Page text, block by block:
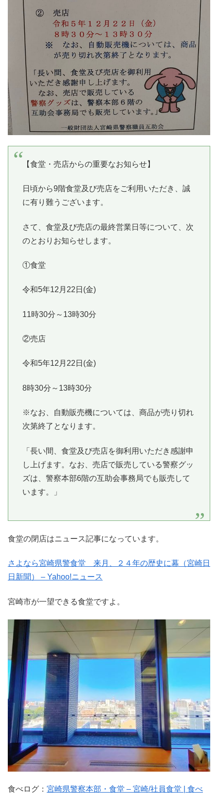
【食堂・売店からの重要なお知らせ】
日頃から9階食堂及び売店をご利用いただき、誠
に有り難うございます。
さて、食堂及び売店の最終営業日等について、次
のとおりお知らせします。
①食堂
令和5年12月22日(金)
11時30分～13時30分
②売店
令和5年12月22日(金)
8時30分～13時30分
※なお、自動販売機については、商品が売り切れ
次第終了となります。
「長い間、食堂及び売店を御利用いただき感謝申
し上げます。なお、売店で販売している警察グッ
ズは、警察本部6階の互助会事務局でも販売して
います。」
食堂の閉店はニュース記事になっています。
さよなら宮崎県警食堂 来月、２４年の歴史に幕（宮崎日
日新聞） – Yahoo!ニュース
宮崎市が一望できる食堂ですよ。
食べログ： 宮崎県警察本部・食堂 – 宮崎/社員食堂 | 食べ